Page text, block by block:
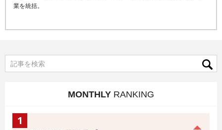
業を統括。
MONTHLY RANKING